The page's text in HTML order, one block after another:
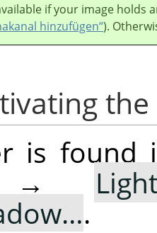
if your image holds
hinzufügen“).
is found
.